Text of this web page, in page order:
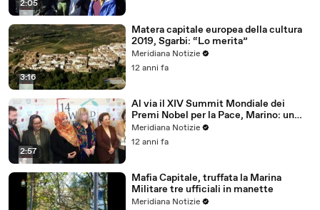
2:05
3:16
Matera capitale europea della cultura
2019, Sgarbi: “Lo merita”
Meridiana Notizie
12 anni fa
2:57
Al via il XIV Summit Mondiale dei
Premi Nobel per la Pace, Marino: un
onore
Meridiana Notizie
12 anni fa
Mafia Capitale, truffata la Marina
Militare tre ufficiali in manette
Meridiana Notizie